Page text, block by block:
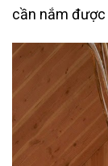
cần nắm được